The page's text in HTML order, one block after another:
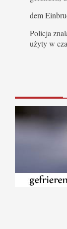
dem
Policja
użyty w